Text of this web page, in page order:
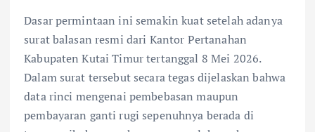
Dasar permintaan ini semakin kuat setelah adanya
surat balasan resmi dari Kantor Pertanahan
Kabupaten Kutai Timur tertanggal 8 Mei 2026.
Dalam surat tersebut secara tegas dijelaskan bahwa
data rinci mengenai pembebasan maupun
pembayaran ganti rugi sepenuhnya berada di